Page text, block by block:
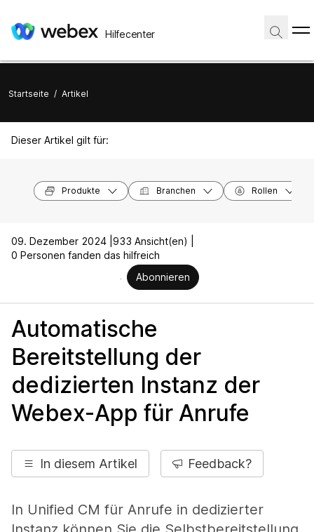
Hilfecenter
Startseite / Artikel
Dieser Artikel gilt für:
Produkte Branchen Rollen
09. Dezember 2024 | 933 Ansicht(en) |
0 Personen fanden das hilfreich
Abonnieren
Automatische
Bereitstellung der
dedizierten Instanz der
Webex-App für Anrufe
In diesem Artikel Feedback?
In Unified CM für Anrufe in dedizierter